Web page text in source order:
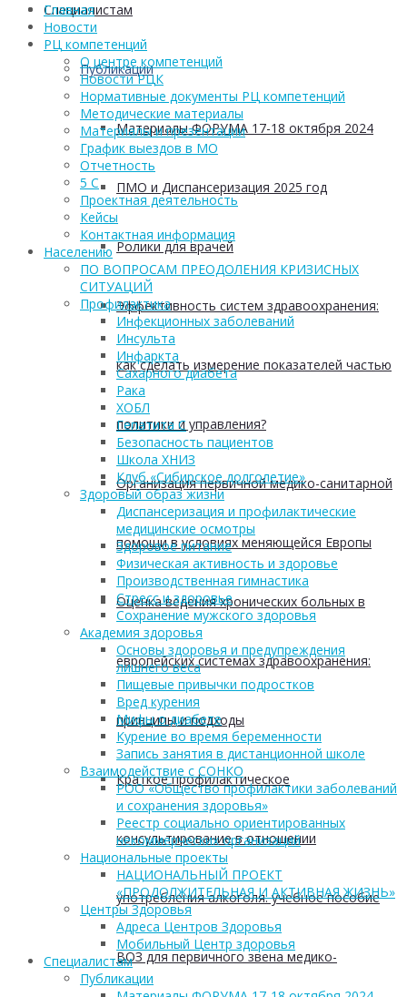
Cпециалистам
Публикации
Материалы ФОРУМА 17-18 октября 2024
ПМО и Диспансеризация 2025 год
Ролики для врачей
Эффективность систем здравоохранения:
как сделать измерение показателей частью
политики и управления?
Организация первичной медико-санитарной
помощи в условиях меняющейся Европы
Оценка ведения хронических больных в
европейских системах здравоохранения:
принципы и подходы
Краткое профилактическое
консультирование в отношении
употребления алкоголя: учебное пособие
ВОЗ для первичного звена медико-
Главная
Новости
РЦ компетенций
О центре компетенций
Новости РЦК
Нормативные документы РЦ компетенций
Методические материалы
Материалы и презентации
График выездов в МО
Отчетность
5 С
Проектная деятельность
Кейсы
Контактная информация
Населению
ПО ВОПРОСАМ ПРЕОДОЛЕНИЯ КРИЗИСНЫХ
СИТУАЦИЙ
Профилактика
Инфекционных заболеваний
Инсульта
Инфаркта
Сахарного диабета
Рака
ХОБЛ
Гепатита С
Безопасность пациентов
Школа ХНИЗ
Клуб «Сибирское долголетие»
Здоровый образ жизни
Диспансеризация и профилактические
медицинские осмотры
Здоровое питание
Физическая активность и здоровье
Производственная гимнастика
Стресс и здоровье
Сохранение мужского здоровья
Академия здоровья
Основы здоровья и предупреждения
лишнего веса
Пищевые привычки подростков
Вред курения
Мифы о диабете
Курение во время беременности
Запись занятия в дистанционной школе
Взаимодействие с СОНКО
РОО «Общество профилактики заболеваний
и сохранения здоровья»
Реестр социально ориентированных
некоммерческих организаций
Национальные проекты
НАЦИОНАЛЬНЫЙ ПРОЕКТ
«ПРОДОЛЖИТЕЛЬНАЯ И АКТИВНАЯ ЖИЗНЬ»
Центры Здоровья
Адреса Центров Здоровья
Мобильный Центр здоровья
Cпециалистам
Публикации